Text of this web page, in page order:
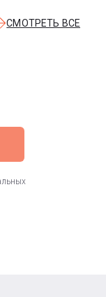
СМОТРЕТЬ ВСЕ